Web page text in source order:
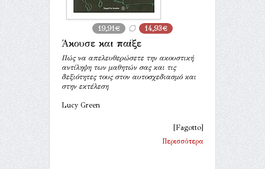
19,91€ 14,93€
Άκουσε και παίξε
Πώς να απελευθερώσετε την ακουστική
αντίληψη των μαθητών σας και τις
δεξιότητες τους στον αυτοσχεδιασμό και
στην εκτέλεση
Lucy Green
[Fagotto]
Περισσότερα